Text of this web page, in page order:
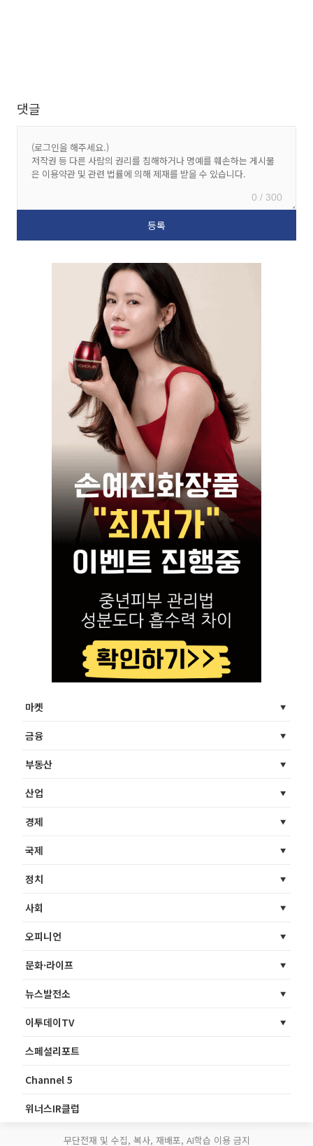
댓글
0 / 300
마켓
금융
부동산
산업
경제
국제
정치
사회
오피니언
문화·라이프
뉴스발전소
이투데이TV
스페셜리포트
Channel 5
위너스IR클럽
무단전재 및 수집, 복사, 재배포, AI학습 이용 금지